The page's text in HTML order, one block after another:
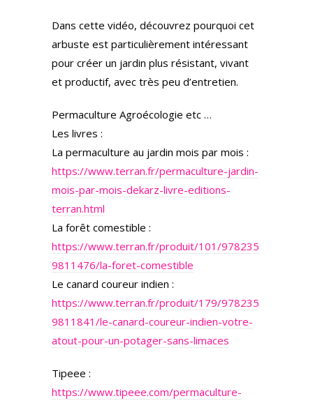
Dans cette vidéo, découvrez pourquoi cet
arbuste est particulièrement intéressant
pour créer un jardin plus résistant, vivant
et productif, avec très peu d’entretien.
Permaculture Agroécologie etc …
Les livres :
La permaculture au jardin mois par mois :
https://www.terran.fr/permaculture-jardin-
mois-par-mois-dekarz-livre-editions-
terran.html
La forêt comestible :
https://www.terran.fr/produit/101/978235
9811476/la-foret-comestible
Le canard coureur indien :
https://www.terran.fr/produit/179/978235
9811841/le-canard-coureur-indien-votre-
atout-pour-un-potager-sans-limaces
Tipeee :
https://www.tipeee.com/permaculture-